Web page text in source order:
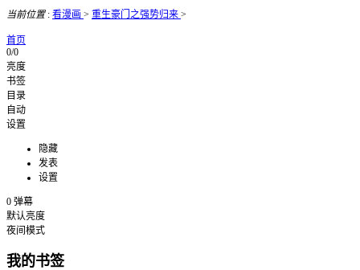
当前位置: 看漫画 > 重生豪门之强势归来 >
首页
0/0
亮度
书签
目录
自动
设置
隐藏
发表
设置
0 弹幕
默认亮度
夜间模式
我的书签